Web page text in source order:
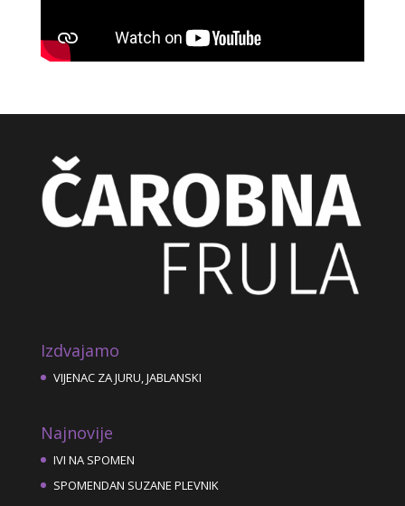
Izdvajamo
VIJENAC ZA JURU, JABLANSKI
Najnovije
IVI NA SPOMEN
SPOMENDAN SUZANE PLEVNIK